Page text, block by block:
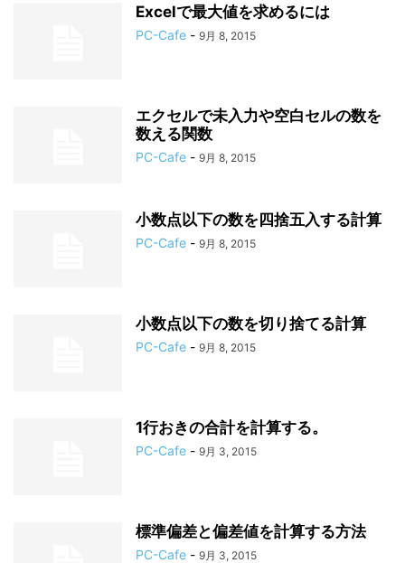
Excelで最大値を求めるには
PC-Cafe - 9月 8, 2015
エクセルで未入力や空白セルの数を
数える関数
PC-Cafe - 9月 8, 2015
小数点以下の数を四捨五入する計算
PC-Cafe - 9月 8, 2015
小数点以下の数を切り捨てる計算
PC-Cafe - 9月 8, 2015
1行おきの合計を計算する。
PC-Cafe - 9月 3, 2015
標準偏差と偏差値を計算する方法
PC-Cafe - 9月 3, 2015